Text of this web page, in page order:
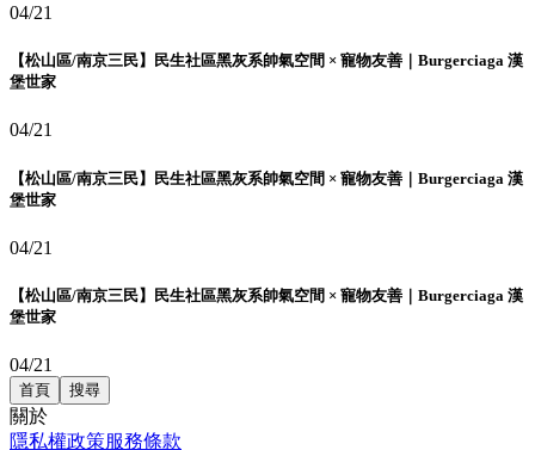
04/21
【松山區/南京三民】民生社區黑灰系帥氣空間 × 寵物友善｜Burgerciaga 漢
堡世家
04/21
【松山區/南京三民】民生社區黑灰系帥氣空間 × 寵物友善｜Burgerciaga 漢
堡世家
04/21
【松山區/南京三民】民生社區黑灰系帥氣空間 × 寵物友善｜Burgerciaga 漢
堡世家
04/21
首頁 搜尋
關於
隱私權政策服務條款